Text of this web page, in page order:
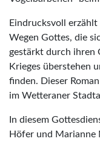
Eindrucksvoll
Wegen Gottes, die
gestärkt durch ihren
Krieges überstehen
finden. Dieser
im Wetteraner
In diesem
Höfer und